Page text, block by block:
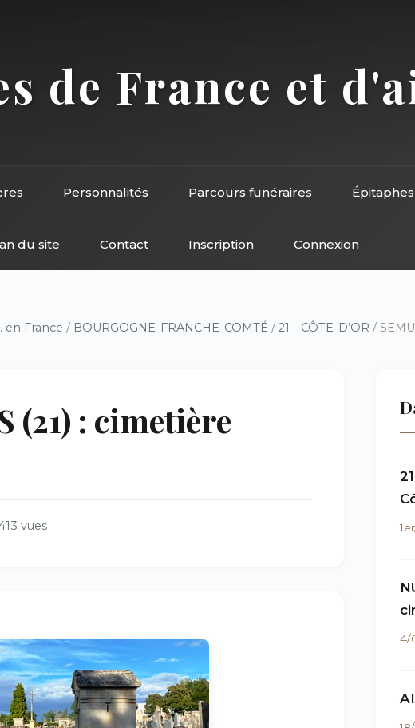
de France et
Personnalités Parcours funéraires Épitaphes
du site Contact Inscription Connexion
en France / BOURGOGNE-FRANCHE-COMTÉ / 21 - CÔTE-D’OR /
(21) : cimetière
vues
4/